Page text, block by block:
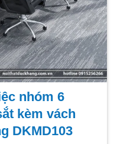
nhóm 6
kèm vách
DKMD103